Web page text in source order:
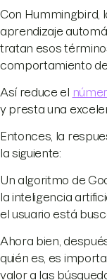
Con Hummingbird,
aprendizaje
tratan esos
comportamiento
Así reduce el
y presta una
Entonces, la
la siguiente:
Un algoritmo de
la inteligencia
el usuario está
Ahora bien,
quién es, es
valor a las